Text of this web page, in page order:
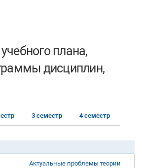
плана,
дисциплин,
3 семестр 4 семестр
Актуальные проблемы теории